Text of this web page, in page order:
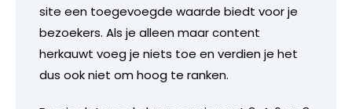
site een toegevoegde waarde biedt voor je
bezoekers. Als je alleen maar content
herkauwt voeg je niets toe en verdien je het
dus ook niet om hoog te ranken.